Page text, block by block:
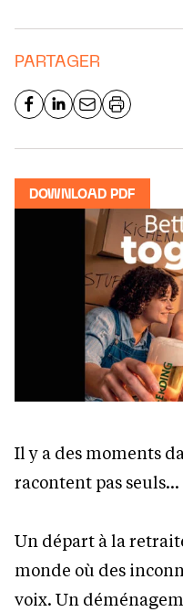
PARTAGER
DOWNLOAD PDF
Il y a des moments
racontent pas
Un départ à la
monde où des
voix. Un